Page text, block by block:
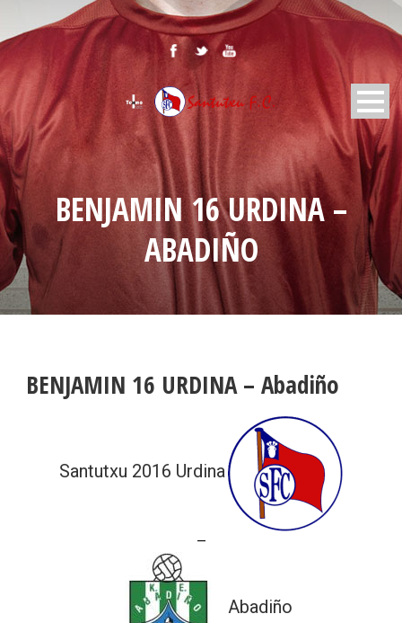
BENJAMIN 16 URDINA –
ABADIÑO
BENJAMIN 16 URDINA – Abadiño
Santutxu 2016 Urdina
—
Abadiño